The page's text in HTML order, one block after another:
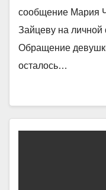
сообщение Мария
Зайцеву на личной
Обращение
осталось…